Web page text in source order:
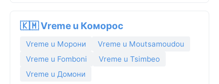
🇰🇲 Vreme u Коморос
Vreme u Морони
Vreme u Moutsamoudou
Vreme u Fomboni
Vreme u Tsimbeo
Vreme u Домони